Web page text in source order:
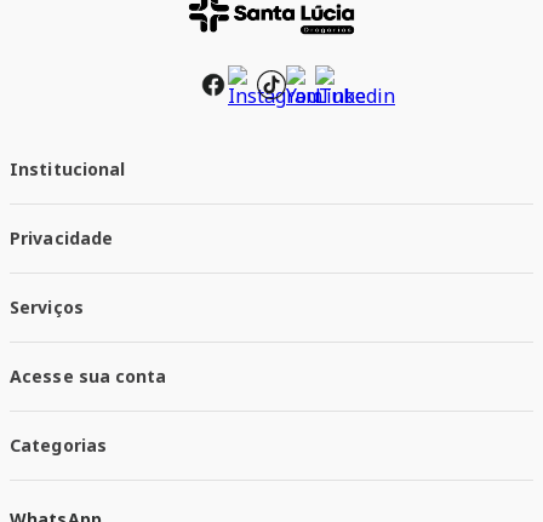
Institucional
Trabalhe conosco
Responsabilidade Social
Nossas Lojas
Privacidade
Política de Entrega
Trocas e Devoluções
Serviços
Santa Mais Exames
Santa Mais Serviços
Santa Mais Convenios
Acesse sua conta
Meus Pedidos
Categorias